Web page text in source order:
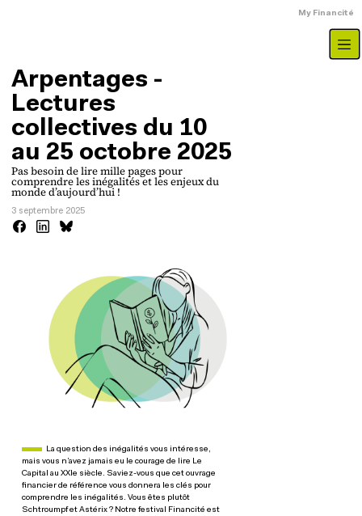
My Financité
Arpentages -
Lectures
collectives du 10
au 25 octobre 2025
Pas besoin de lire mille pages pour
comprendre les inégalités et les enjeux du
monde d’aujourd’hui !
3 septembre 2025
Paragraphe actualités
La question des inégalités vous intéresse,
mais vous n’avez jamais eu le courage de lire Le
Capital au XXIe siècle. Saviez-vous que cet ouvrage
financier de référence vous donnera les clés pour
comprendre les inégalités. Vous êtes plutôt
Schtroumpf et Astérix ? Notre festival Financité est